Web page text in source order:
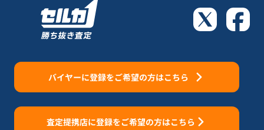
バイヤーに登録をご希望の方はこちら
査定提携店に登録をご希望の方はこちら